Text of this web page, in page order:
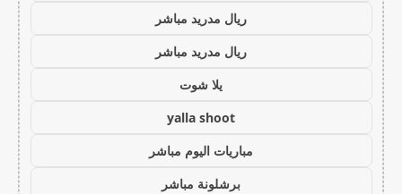
ريال مدريد مباشر
ريال مدريد مباشر
يلا شوت
yalla shoot
مباريات اليوم مباشر
برشلونة مباشر